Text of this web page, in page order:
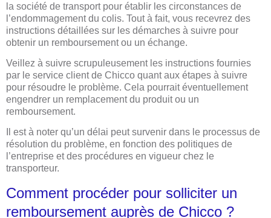
la société de transport pour établir les circonstances de
l’endommagement du colis. Tout à fait, vous recevrez des
instructions détaillées sur les démarches à suivre pour
obtenir un remboursement ou un échange.
Veillez à suivre scrupuleusement les instructions fournies
par le service client de Chicco quant aux étapes à suivre
pour résoudre le problème. Cela pourrait éventuellement
engendrer un remplacement du produit ou un
remboursement.
Il est à noter qu’un délai peut survenir dans le processus de
résolution du problème, en fonction des politiques de
l’entreprise et des procédures en vigueur chez le
transporteur.
Comment procéder pour solliciter un
remboursement auprès de Chicco ?